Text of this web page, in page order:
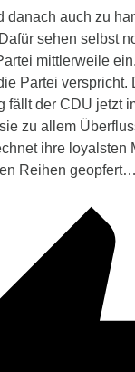
danach auch zu
sehen selbst
mittlerweile
Partei verspricht.
fällt der CDU jetzt
zu allem
ihre loyalsten
Reihen geopfert…